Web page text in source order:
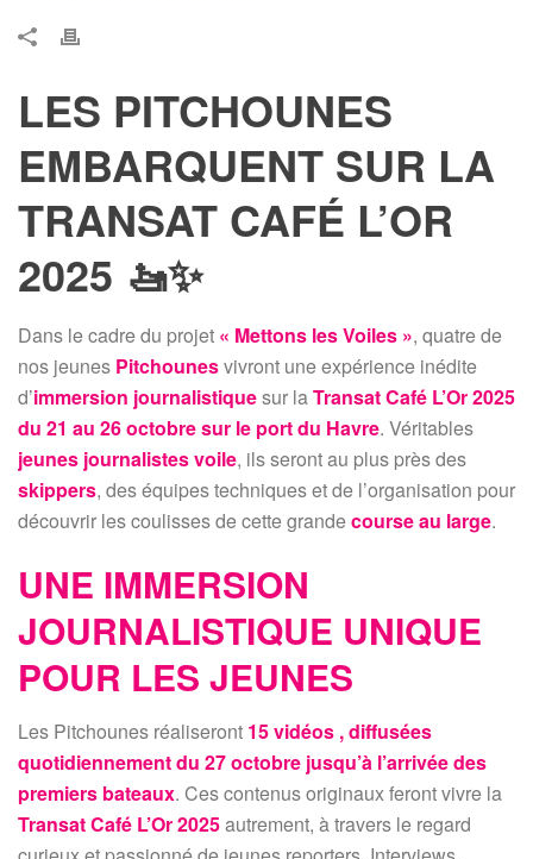
LES PITCHOUNES
EMBARQUENT SUR LA
TRANSAT CAFÉ L’OR
2025 🚤✨
Dans le cadre du projet « Mettons les Voiles », quatre de
nos jeunes Pitchounesvivront une expérience inédite
d’immersion journalistiquesur laTransat Café L’Or 2025
du 21 au 26 octobre sur le port du Havre. Véritables
jeunes journalistes voile, ils seront au plus près des
skippers, des équipes techniques et de l’organisation pour
découvrir les coulisses de cette grandecourse au large.
UNE IMMERSION
JOURNALISTIQUE UNIQUE
POUR LES JEUNES
Les Pitchounes réaliseront 15 vidéos , diffusées
quotidiennement du 27 octobre jusqu’à l’arrivée des
premiers bateaux. Ces contenus originaux feront vivre la
Transat Café L’Or 2025autrement, à travers le regard